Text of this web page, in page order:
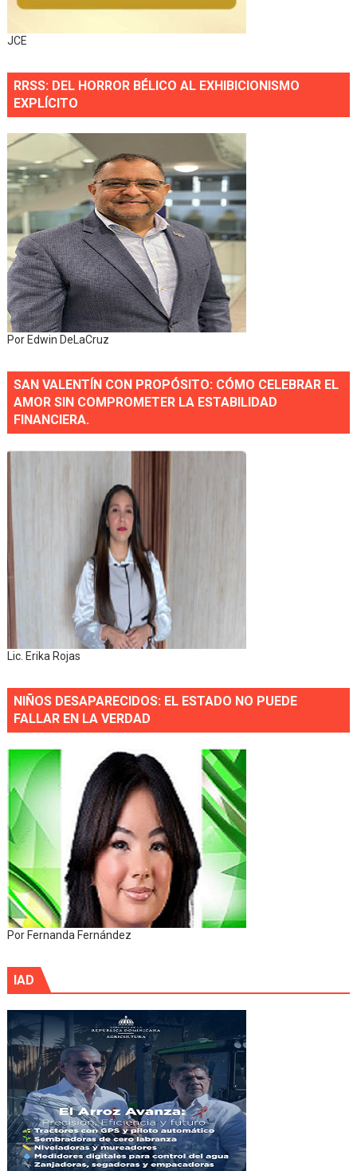
JCE
RRSS: DEL HORROR BÉLICO AL EXHIBICIONISMO
EXPLÍCITO
Por Edwin DeLaCruz
SAN VALENTÍN CON PROPÓSITO: CÓMO CELEBRAR EL
AMOR SIN COMPROMETER LA ESTABILIDAD
FINANCIERA.
Lic. Erika Rojas
NIÑOS DESAPARECIDOS: EL ESTADO NO PUEDE
FALLAR EN LA VERDAD
Por Fernanda Fernández
IAD